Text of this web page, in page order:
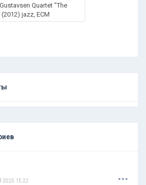
Quartet "The
jazz, ECM
2025 15:22 ...